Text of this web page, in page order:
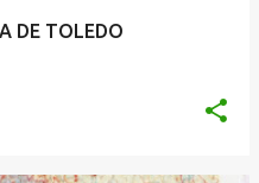
DE TOLEDO